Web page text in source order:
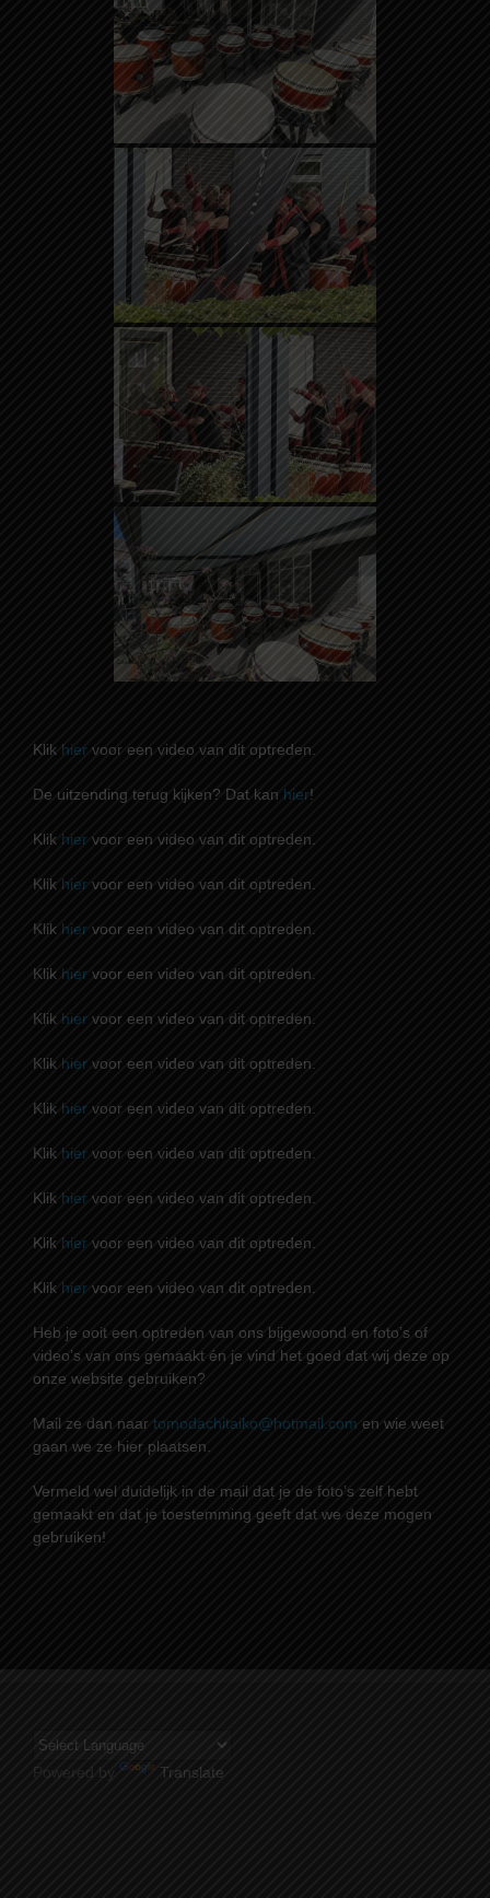
Klik hier voor een video van dit optreden.
De uitzending terug kijken? Dat kan hier!
Klik hier voor een video van dit optreden.
Klik hier voor een video van dit optreden.
Klik hier voor een video van dit optreden.
Klik hier voor een video van dit optreden.
Klik hier voor een video van dit optreden.
Klik hier voor een video van dit optreden.
Klik hier voor een video van dit optreden.
Klik hier voor een video van dit optreden.
Klik hier voor een video van dit optreden.
Klik hier voor een video van dit optreden.
Klik hier voor een video van dit optreden.
Heb je ooit een optreden van ons bijgewoond en foto’s of
video’s van ons gemaakt én je vind het goed dat wij deze op
onze website gebruiken?
Mail ze dan naar tomodachitaiko@hotmail.com en wie weet
gaan we ze hier plaatsen.
Vermeld wel duidelijk in de mail dat je de foto’s zelf hebt
gemaakt en dat je toestemming geeft dat we deze mogen
gebruiken!
Powered by Translate